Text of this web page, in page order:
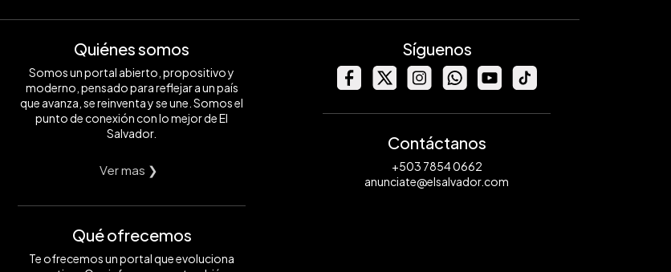
Quiénes somos
Somos un portal abierto, propositivo y
moderno, pensado para reflejar a un país
que avanza, se reinventa y se une. Somos el
punto de conexión con lo mejor de El
Salvador.
Ver mas ❯
Qué ofrecemos
Te ofrecemos un portal que evoluciona
Síguenos
Contáctanos
+503 7854 0662
anunciate@elsalvador.com